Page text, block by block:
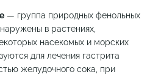
— группа природных фенольных
в растениях,
насекомых и морских
для лечения гастрита
желудочного сока, при